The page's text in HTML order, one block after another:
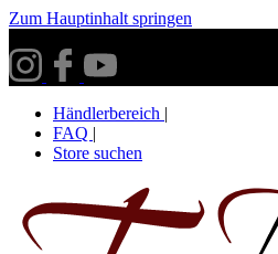
Zum Hauptinhalt springen
Händlerbereich |
FAQ |
Store suchen